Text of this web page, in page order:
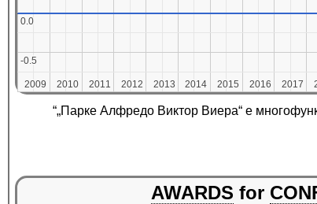
2009
2009 2010
2010 2011
2011 2012
2012 2013
2013 2014
2014 2015
2015 2016
2016 2017
2017
-0.5
-0.5
0.0
0.0
“„Парке Алфредо Виктор Виера“ е
AWARDS for